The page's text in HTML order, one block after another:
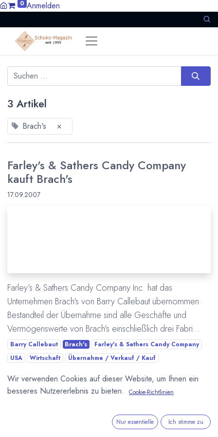
0 Anmelden
3 Artikel
Brach's ×
Farley's & Sathers Candy Company
kauft Brach's
17.09.2007
Farley’s & Sathers Candy Company Inc. hat das
Unternehmen Brach's von Barry Callebaut übernommen.
Bestandteil der Übernahme sind alle Geschäfte und
Vermögenswerte von Brach's einschließlich drei Fabri...
Barry Callebaut Brach's
Farley's & Sathers Candy Company
USA
Wirtschaft Übernahme / Verkauf / Kauf
Mehr lesen
Wir verwenden Cookies auf dieser Website, um Ihnen ein
besseres Nutzererlebnis zu bieten.
Cookie-Richtlinien
Nur essentielle Ich stimme zu